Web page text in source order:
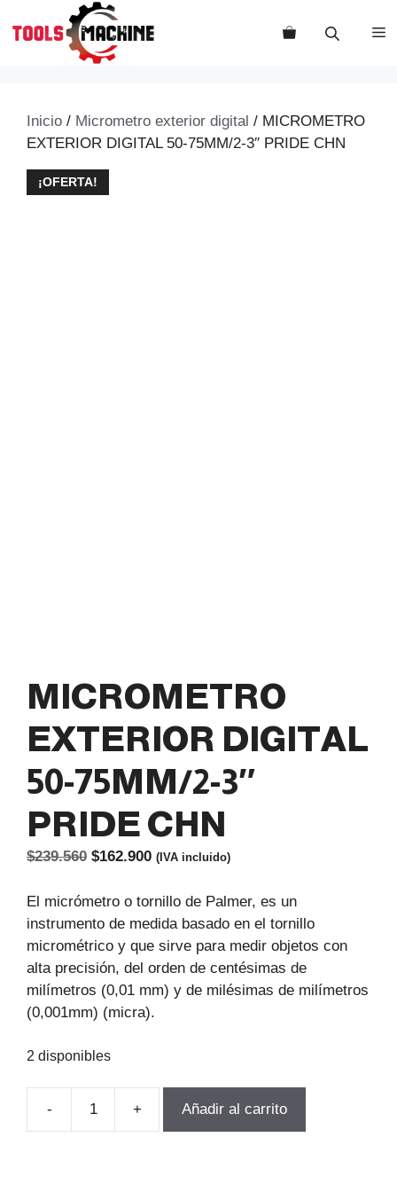
Inicio / Micrometro exterior digital / MICROMETRO
EXTERIOR DIGITAL 50-75MM/2-3″ PRIDE CHN
¡OFERTA!
MICROMETRO
EXTERIOR DIGITAL
50-75MM/2-3″
PRIDE CHN
$239.560 El
original
era:
$239.560.
$162.900El
actual
es:
$162.900.
(IVA incluido)
El micrómetro o tornillo de Palmer, es un
instrumento de medida basado en el tornillo
micrométrico y que sirve para medir objetos con
alta precisión, del orden de centésimas de
milímetros (0,01 mm) y de milésimas de milímetros
(0,001mm) (micra).
2 disponibles
-
MICROMETRO
+ Añadir al carrito